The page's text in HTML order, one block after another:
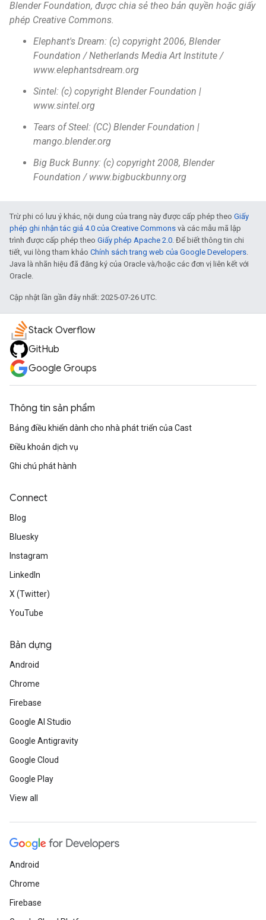
Blender Foundation, được chia sẻ theo bản quyền hoặc giấy
phép Creative Commons.
Elephant's Dream: (c) copyright 2006, Blender
Foundation / Netherlands Media Art Institute /
www.elephantsdream.org
Sintel: (c) copyright Blender Foundation |
www.sintel.org
Tears of Steel: (CC) Blender Foundation |
mango.blender.org
Big Buck Bunny: (c) copyright 2008, Blender
Foundation / www.bigbuckbunny.org
Trừ phi có lưu ý khác, nội dung của trang này được cấp phép theo Giấy
phép ghi nhận tác giả 4.0 của Creative Commons và các mẫu mã lập
trình được cấp phép theo Giấy phép Apache 2.0. Để biết thông tin chi
tiết, vui lòng tham khảo Chính sách trang web của Google Developers.
Java là nhãn hiệu đã đăng ký của Oracle và/hoặc các đơn vị liên kết với
Oracle.
Cập nhật lần gần đây nhất: 2025-07-26 UTC.
Stack Overflow
GitHub
Google Groups
Thông tin sản phẩm
Bảng điều khiển dành cho nhà phát triển của Cast
Điều khoản dịch vụ
Ghi chú phát hành
Connect
Blog
Bluesky
Instagram
LinkedIn
X (Twitter)
YouTube
Bản dựng
Android
Chrome
Firebase
Google AI Studio
Google Antigravity
Google Cloud
Google Play
View all
Android
Chrome
Firebase